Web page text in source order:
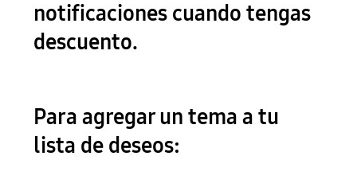
notificaciones cuando tengas
descuento.
Para agregar un tema a tu
lista de deseos: